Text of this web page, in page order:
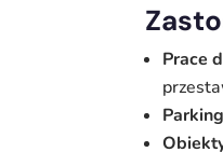
Prace